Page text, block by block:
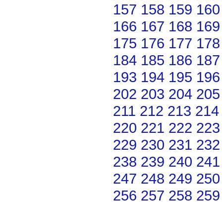
157 158 159 160
166 167 168 169
175 176 177 178
184 185 186 187
193 194 195 196
202 203 204 205
211 212 213 214
220 221 222 223
229 230 231 232
238 239 240 241
247 248 249 250
256 257 258 259